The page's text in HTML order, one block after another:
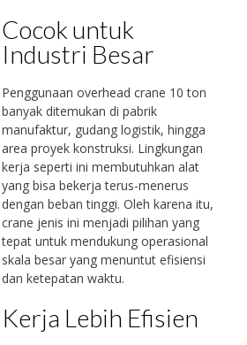
Cocok untuk
Industri Besar
Penggunaan overhead crane 10 ton
banyak ditemukan di pabrik
manufaktur, gudang logistik, hingga
area proyek konstruksi. Lingkungan
kerja seperti ini membutuhkan alat
yang bisa bekerja terus-menerus
dengan beban tinggi. Oleh karena itu,
crane jenis ini menjadi pilihan yang
tepat untuk mendukung operasional
skala besar yang menuntut efisiensi
dan ketepatan waktu.
Kerja Lebih Efisien